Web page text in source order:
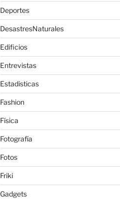
Deportes
DesastresNaturales
Edificios
Entrevistas
Estadisticas
Fashion
Física
Fotografía
Fotos
Friki
Gadgets